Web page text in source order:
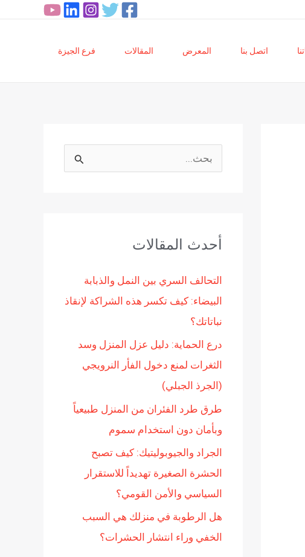
اتصل بنا المعرض المقالات فرع الجيزة
ث
ن
:
أحدث المقالات
التحالف السري بين النمل والذبابة
البيضاء: كيف تكسر هذه الشراكة لإنقاذ
نباتاتك؟
درع الحماية: دليل عزل المنزل وسد
الثغرات لمنع دخول الفأر النرويجي
(الجرذ الجبلي)
طرق طرد الفئران من المنزل طبيعياً
وبأمان دون استخدام سموم
الجراد والجيوبوليتيك: كيف تصبح
الحشرة الصغيرة تهديداً للاستقرار
السياسي والأمن القومي؟
هل الرطوبة في منزلك هي السبب
الخفي وراء انتشار الحشرات؟